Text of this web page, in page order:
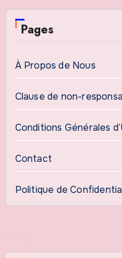
Pages
À Propos de Nous
Clause de non-
Conditions Générales
Contact
Politique de